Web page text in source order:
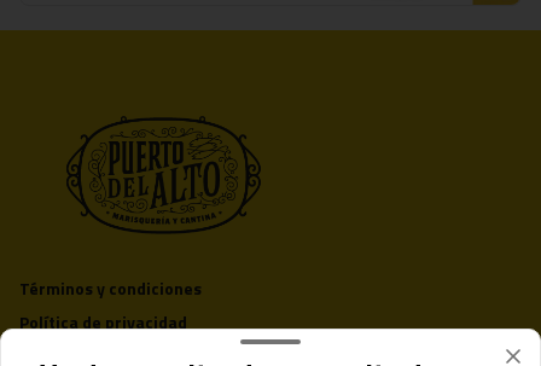
Términos y condiciones
Política de privacidad